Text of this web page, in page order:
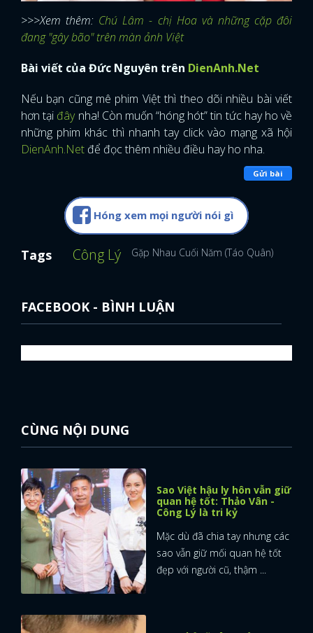
ĐĂNG NHẬP
>>>Xem thêm: Chú Lâm - chị Hoa và những cặp đôi
đang "gây bão" trên màn ảnh Việt
Bài viết của Đức Nguyên trên DienAnh.Net
Nếu bạn cũng mê phim Việt thì theo dõi nhiều bài viết
hơn tại đâynha! Còn muốn “hóng hót” tin tức hay ho về
những phim khác thì nhanh tay click vào mạng xã hội
DienAnh.Net để đọc thêm nhiều điều hay ho nha.
Gửi bài
Hóng xem mọi người nói gì
Tags Công Lý Gặp Nhau Cuối Năm (Táo Quân)
FACEBOOK - BÌNH LUẬN
CÙNG NỘI DUNG
Sao Việt hậu ly hôn vẫn giữ
quan hệ tốt: Thảo Vân -
Công Lý là tri kỷ
Mặc dù đã chia tay nhưng các
sao vẫn giữ mối quan hệ tốt
đẹp với người cũ, thậm ...